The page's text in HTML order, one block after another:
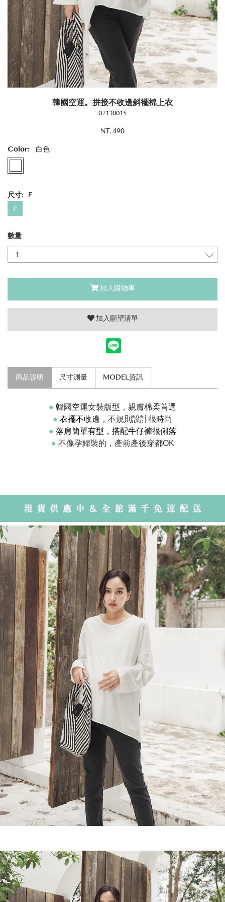
韓國空運。拼接不收邊斜襬棉上衣
07130015
NT. 490
Color:
白色
尺寸: F
F
數量
加入購物車
加入願望清單
商品說明 尺寸測量 MODEL資訊
● 韓國空運女裝版型，親膚棉柔首選
● 衣襬不收邊 ，不規則設計很時尚
● 落肩簡單有型，搭配牛仔褲很俐落
● 不像孕婦裝的，產前產後穿都OK